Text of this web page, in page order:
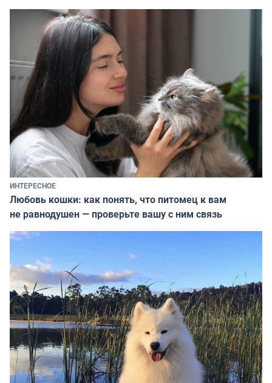
ИНТЕРЕСНОЕ
Любовь кошки: как понять, что питомец к вам
не равнодушен — проверьте вашу с ним связь